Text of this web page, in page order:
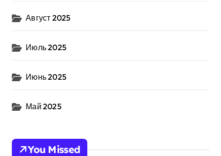
Август 2025
Июль 2025
Июнь 2025
Май 2025
You Missed